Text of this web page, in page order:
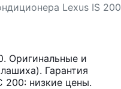
Lexus IS 200
Оригинальные и
Гарантия
200: низкие цены.